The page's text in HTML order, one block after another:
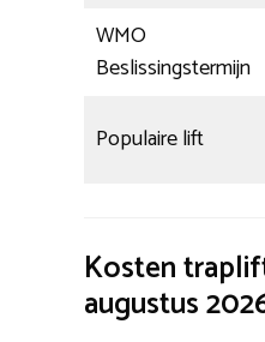
WMO
Beslissingstermijn
Populaire lift
Kosten
augustus